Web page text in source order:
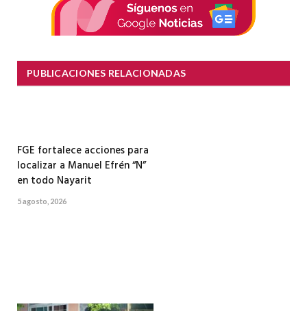
PUBLICACIONES RELACIONADAS
FGE fortalece acciones para
localizar a Manuel Efrén “N”
en todo Nayarit
5 agosto, 2026